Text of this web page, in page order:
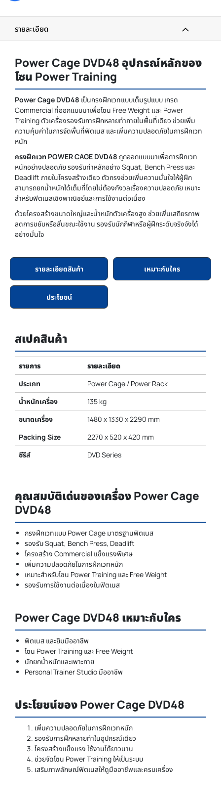
รายละเอียด
Power Cage DVD48 อุปกรณ์หลักของ
โซน Power Training
Power Cage DVD48 เป็นกรงฝึกเวทแบบเต็มรูปแบบ เกรด
Commercial ที่ออกแบบมาเพื่อโซน Free Weight และ Power
Training ตัวเครื่องรองรับการฝึกหลายท่าภายในพื้นที่เดียว ช่วยเพิ่ม
ความคุ้มค่าในการจัดพื้นที่ฟิตเนส และเพิ่มความปลอดภัยในการฝึกเวท
หนัก
กรงฝึกเวท POWER CAGE DVD48 ถูกออกแบบมาเพื่อการฝึกเวท
หนักอย่างปลอดภัย รองรับท่าหลักอย่าง Squat, Bench Press และ
Deadlift ภายในโครงสร้างเดียว ตัวกรงช่วยเพิ่มความมั่นใจให้ผู้ฝึก
สามารถยกน้ำหนักได้เต็มที่โดยไม่ต้องกังวลเรื่องความปลอดภัย เหมาะ
สำหรับฟิตเนสเชิงพาณิชย์และการใช้งานต่อเนื่อง
ด้วยโครงสร้างขนาดใหญ่และน้ำหนักตัวเครื่องสูง ช่วยเพิ่มเสถียรภาพ
ลดการขยับหรือสั่นขณะใช้งาน รองรับนักกีฬาหรือผู้ฝึกระดับจริงจังได้
อย่างมั่นใจ
รายละเอียดสินค้า เหมาะกับใคร
ประโยชน์
สเปคสินค้า
รายการ
รายละเอียด
ประเภท
Power Cage / Power Rack
น้ำหนักเครื่อง
135 kg
ขนาดเครื่อง
1480 x 1330 x 2290 mm
Packing Size
2270 x 520 x 420 mm
ซีรีส์
DVD Series
คุณสมบัติเด่นของเครื่อง Power Cage
DVD48
กรงฝึกเวทแบบ Power Cage มาตรฐานฟิตเนส
รองรับ Squat, Bench Press, Deadlift
โครงสร้าง Commercial แข็งแรงพิเศษ
เพิ่มความปลอดภัยในการฝึกเวทหนัก
เหมาะสำหรับโซน Power Training และ Free Weight
รองรับการใช้งานต่อเนื่องในฟิตเนส
Power Cage DVD48 เหมาะกับใคร
ฟิตเนส และยิมมืออาชีพ
โซน Power Training และ Free Weight
นักยกน้ำหนักและเพาะกาย
Personal Trainer Studio มืออาชีพ
ประโยชน์ของ Power Cage DVD48
เพิ่มความปลอดภัยในการฝึกเวทหนัก
รองรับการฝึกหลายท่าในอุปกรณ์เดียว
โครงสร้างแข็งแรง ใช้งานได้ยาวนาน
ช่วยจัดโซน Power Training ให้เป็นระบบ
เสริมภาพลักษณ์ฟิตเนสให้ดูมืออาชีพและครบเครื่อง